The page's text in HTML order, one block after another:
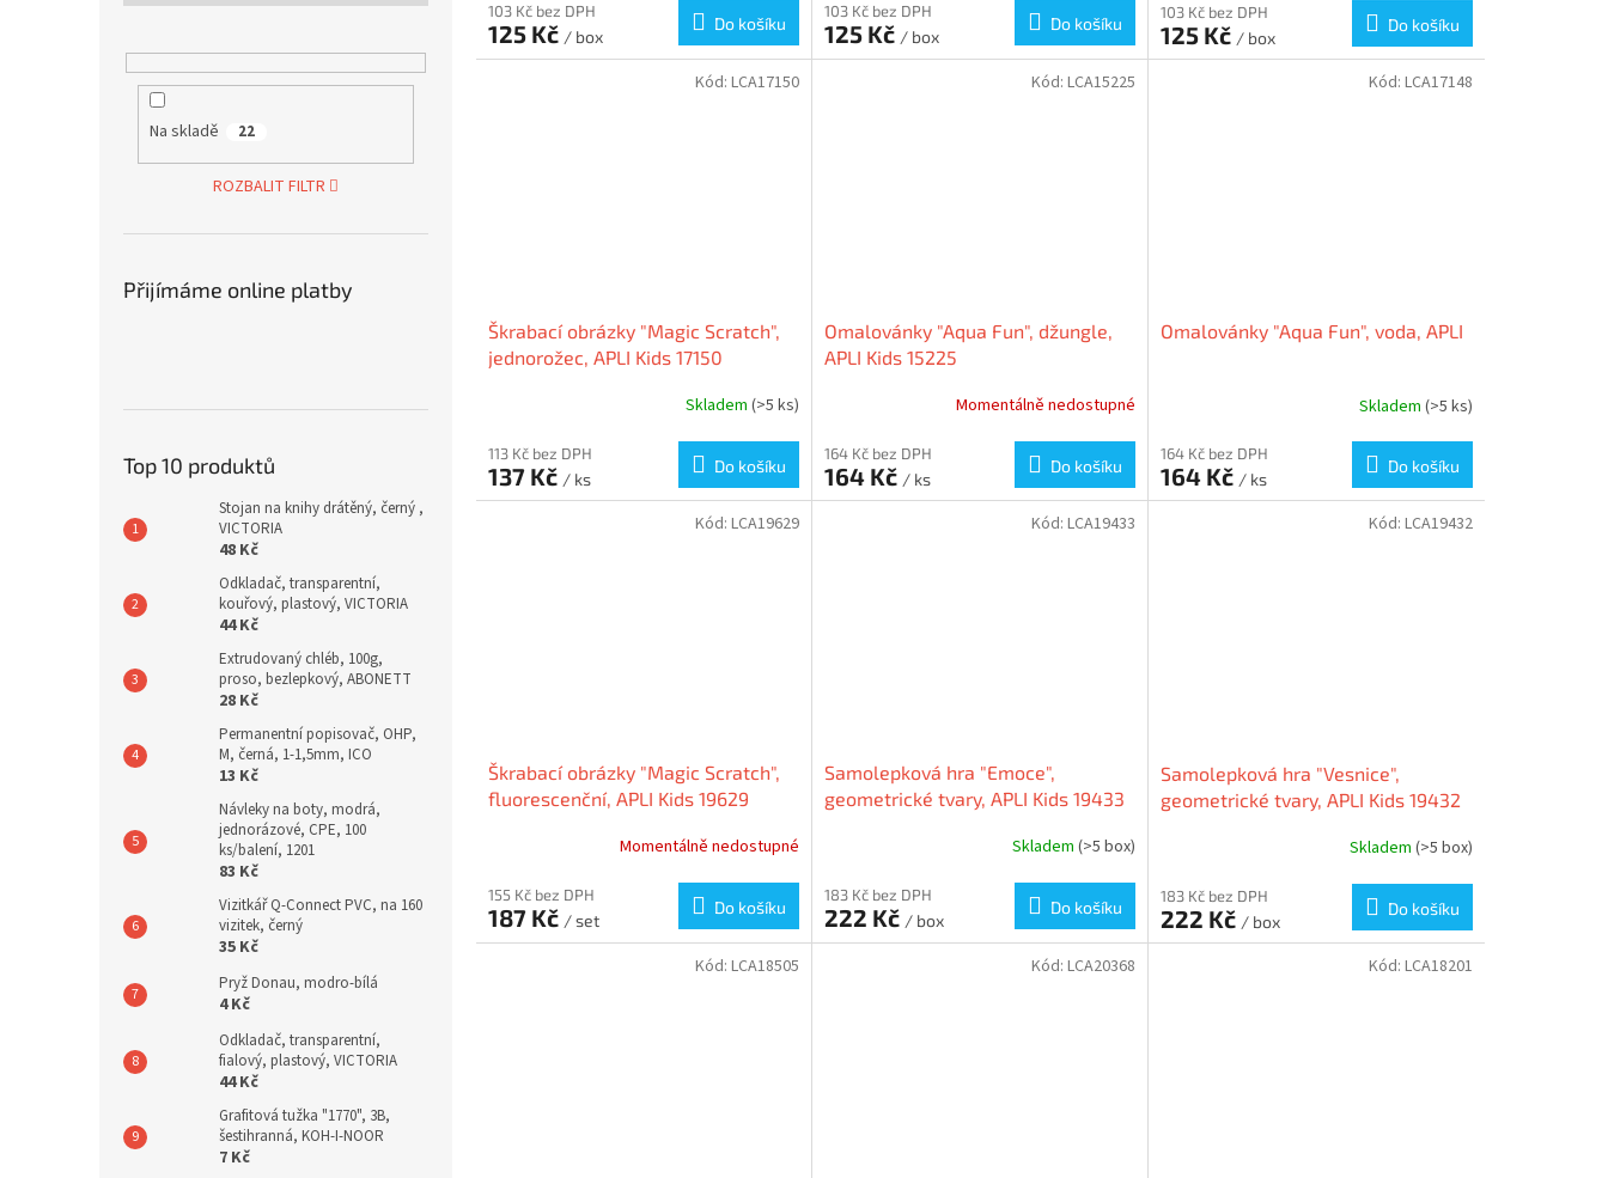
Na skladě 22
ROZBALIT FILTR
Přijímáme online platby
Top 10 produktů
Stojan na knihy drátěný, černý ,
VICTORIA
48 Kč
Odkladač, transparentní,
kouřový, plastový, VICTORIA
44 Kč
Extrudovaný chléb, 100g,
proso, bezlepkový, ABONETT
28 Kč
Permanentní popisovač, OHP,
M, černá, 1-1,5mm, ICO
13 Kč
Návleky na boty, modrá,
jednorázové, CPE, 100
ks/balení, 1201
83 Kč
Vizitkář Q-Connect PVC, na 160
vizitek, černý
35 Kč
Pryž Donau, modro-bílá
4 Kč
Odkladač, transparentní,
fialový, plastový, VICTORIA
44 Kč
Grafitová tužka "1770", 3B,
šestihranná, KOH-I-NOOR
7 Kč
103 Kč bez DPH
125 Kč / box
Do košíku
103 Kč bez DPH
125 Kč / box
Do košíku
103 Kč bez DPH
125 Kč / box
Do košíku
Škrabací obrázky "Magic Scratch",
jednorožec, APLI Kids 17150
Skladem (>5 ks)
113 Kč bez DPH
137 Kč / ks
Do košíku
Kód: LCA17150
Omalovánky "Aqua Fun", džungle,
APLI Kids 15225
Momentálně nedostupné
164 Kč bez DPH
164 Kč / ks
Do košíku
Kód: LCA15225
Omalovánky "Aqua Fun", voda, APLI
Skladem (>5 ks)
164 Kč bez DPH
164 Kč / ks
Do košíku
Kód: LCA17148
Škrabací obrázky "Magic Scratch",
fluorescenční, APLI Kids 19629
Momentálně nedostupné
155 Kč bez DPH
187 Kč / set
Do košíku
Kód: LCA19629
Samolepková hra "Emoce",
geometrické tvary, APLI Kids 19433
Skladem (>5 box)
183 Kč bez DPH
222 Kč / box
Do košíku
Kód: LCA19433
Samolepková hra "Vesnice",
geometrické tvary, APLI Kids 19432
Skladem (>5 box)
183 Kč bez DPH
222 Kč / box
Do košíku
Kód: LCA19432
Kód: LCA18505 Kód: LCA20368 Kód: LCA18201